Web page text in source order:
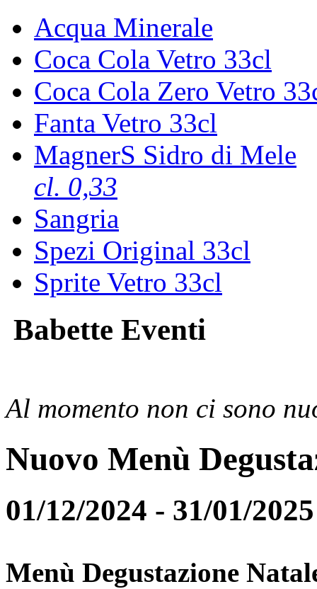
Acqua Minerale
Coca Cola Vetro 33cl
Coca Cola Zero Vetro
Fanta Vetro 33cl
MagnerS Sidro di Mele
cl. 0,33
Sangria
Spezi Original 33cl
Sprite Vetro 33cl
Babette Eventi
Al momento non ci sono
Nuovo Menù
01/12/2024 - 31/01/2025
Menù Degustazione